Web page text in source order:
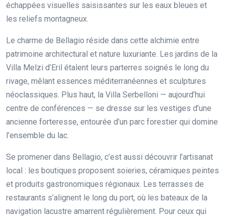
échappées visuelles saisissantes sur les eaux bleues et
les reliefs montagneux.
Le charme de Bellagio réside dans cette alchimie entre
patrimoine architectural et nature luxuriante. Les jardins de la
Villa Melzi d’Eril étalent leurs parterres soignés le long du
rivage, mêlant essences méditerranéennes et sculptures
néoclassiques. Plus haut, la Villa Serbelloni — aujourd’hui
centre de conférences — se dresse sur les vestiges d’une
ancienne forteresse, entourée d’un parc forestier qui domine
l’ensemble du lac.
Se promener dans Bellagio, c’est aussi découvrir l’artisanat
local : les boutiques proposent soieries, céramiques peintes
et produits gastronomiques régionaux. Les terrasses de
restaurants s’alignent le long du port, où les bateaux de la
navigation lacustre amarrent régulièrement. Pour ceux qui